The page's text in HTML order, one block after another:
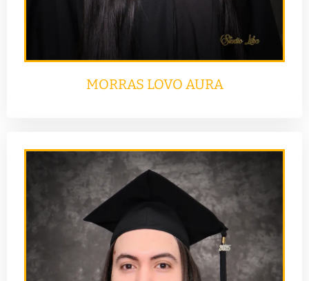
MORRAS LOVO AURA